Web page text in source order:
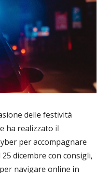
delle festività
ha realizzato il
per accompagnare
dicembre con consigli,
navigare online in